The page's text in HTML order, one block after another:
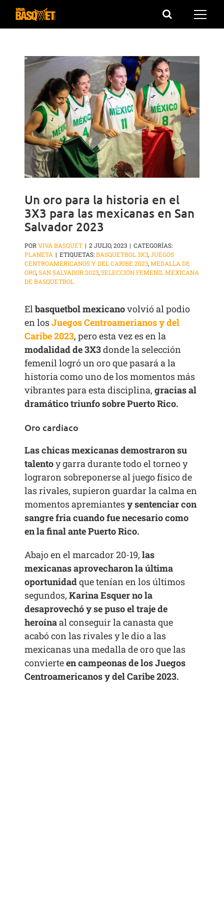
Saltar
Un oro para la historia en el
3X3 para las mexicanas en San
Salvador 2023
PORVIVA BASQUET | 2 JULIO, 2023 | CATEGORÍAS:
PLANETA | ETIQUETAS:BASQUETBOL 3X3,JUEGOS
CENTROAMERICANOS Y DEL CARIBE 2023,MEDALLA DE
ORO,SAN SALVADOR 2023,SELECCIÓN FEMENIL MEXICANA
DE BASQUETBOL
Elbasquetbol mexicanovolvió al podio
en losJuegos Centroamerianos y del
Caribe 2023, pero esta vez es en la
modalidad de 3X3donde la selección
femenil logró un oro que pasará a la
historia como uno de los momentos más
vibrantes para esta disciplina,gracias al
dramático triunfo sobre Puerto Rico.
Oro cardiaco
Las chicas mexicanas demostraron su
talentoy garra durante todo el torneo y
lograron sobreponerse al juego físico de
las rivales, supieron guardar la calma en
momentos apremiantesy sentenciar con
sangre fria cuando fue necesario como
en la final ante Puerto Rico.
Abajo en el marcador 20-19, las
mexicanas aprovecharon la última
oportunidadque tenían en los últimos
segundos,Karina Esquer no la
desaprovechó y se puso el traje de
heroínaal conseguir la canasta que
acabó con las rivales y le dio a las
mexicanas una medalla de oro que las
convierteen campeonas de los Juegos
Centroamericanos y del Caribe 2023.